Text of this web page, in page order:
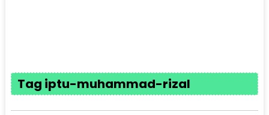
Tag iptu-muhammad-rizal